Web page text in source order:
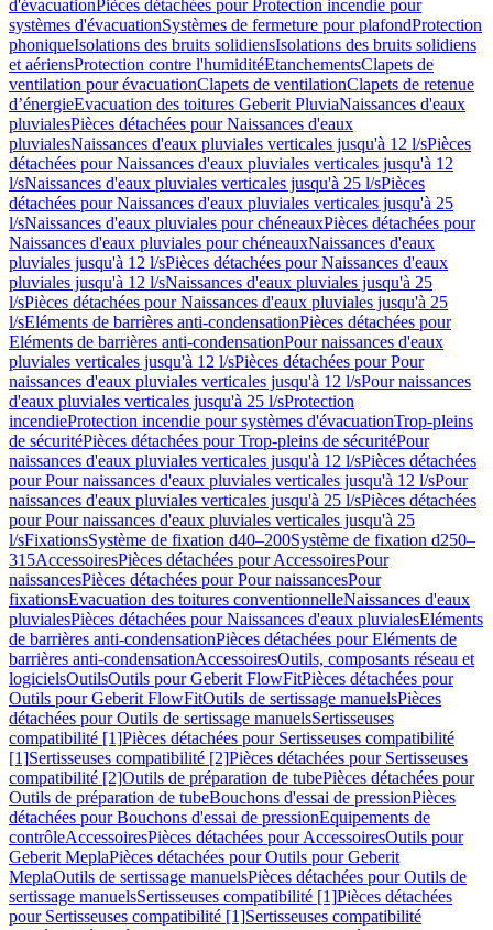
d'évacuationPièces détachées pour Protection incendie pour
systèmes d'évacuationSystèmes de fermeture pour plafondProtection
phoniqueIsolations des bruits solidiensIsolations des bruits solidiens
et aériensProtection contre l'humiditéEtanchementsClapets de
ventilation pour évacuationClapets de ventilationClapets de retenue
d’énergieEvacuation des toitures Geberit PluviaNaissances d'eaux
pluvialesPièces détachées pour Naissances d'eaux
pluvialesNaissances d'eaux pluviales verticales jusqu'à 12 l/sPièces
détachées pour Naissances d'eaux pluviales verticales jusqu'à 12
l/sNaissances d'eaux pluviales verticales jusqu'à 25 l/sPièces
détachées pour Naissances d'eaux pluviales verticales jusqu'à 25
l/sNaissances d'eaux pluviales pour chéneauxPièces détachées pour
Naissances d'eaux pluviales pour chéneauxNaissances d'eaux
pluviales jusqu'à 12 l/sPièces détachées pour Naissances d'eaux
pluviales jusqu'à 12 l/sNaissances d'eaux pluviales jusqu'à 25
l/sPièces détachées pour Naissances d'eaux pluviales jusqu'à 25
l/sEléments de barrières anti-condensationPièces détachées pour
Eléments de barrières anti-condensationPour naissances d'eaux
pluviales verticales jusqu'à 12 l/sPièces détachées pour Pour
naissances d'eaux pluviales verticales jusqu'à 12 l/sPour naissances
d'eaux pluviales verticales jusqu'à 25 l/sProtection
incendieProtection incendie pour systèmes d'évacuationTrop-pleins
de sécuritéPièces détachées pour Trop-pleins de sécuritéPour
naissances d'eaux pluviales verticales jusqu'à 12 l/sPièces détachées
pour Pour naissances d'eaux pluviales verticales jusqu'à 12 l/sPour
naissances d'eaux pluviales verticales jusqu'à 25 l/sPièces détachées
pour Pour naissances d'eaux pluviales verticales jusqu'à 25
l/sFixationsSystème de fixation d40–200Système de fixation d250–
315AccessoiresPièces détachées pour AccessoiresPour
naissancesPièces détachées pour Pour naissancesPour
fixationsEvacuation des toitures conventionnelleNaissances d'eaux
pluvialesPièces détachées pour Naissances d'eaux pluvialesEléments
de barrières anti-condensationPièces détachées pour Eléments de
barrières anti-condensationAccessoiresOutils, composants réseau et
logicielsOutilsOutils pour Geberit FlowFitPièces détachées pour
Outils pour Geberit FlowFitOutils de sertissage manuelsPièces
détachées pour Outils de sertissage manuelsSertisseuses
compatibilité [1]Pièces détachées pour Sertisseuses compatibilité
[1]Sertisseuses compatibilité [2]Pièces détachées pour Sertisseuses
compatibilité [2]Outils de préparation de tubePièces détachées pour
Outils de préparation de tubeBouchons d'essai de pressionPièces
détachées pour Bouchons d'essai de pressionEquipements de
contrôleAccessoiresPièces détachées pour AccessoiresOutils pour
Geberit MeplaPièces détachées pour Outils pour Geberit
MeplaOutils de sertissage manuelsPièces détachées pour Outils de
sertissage manuelsSertisseuses compatibilité [1]Pièces détachées
pour Sertisseuses compatibilité [1]Sertisseuses compatibilité